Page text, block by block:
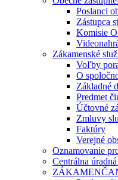
Poslanci
Zástupca
Komisie
Zákamenské
Voľby
O
Základné
Predmet
Účtovné
Zmluvy
Faktúry
Verejné
Oznamovanie
Centrálna